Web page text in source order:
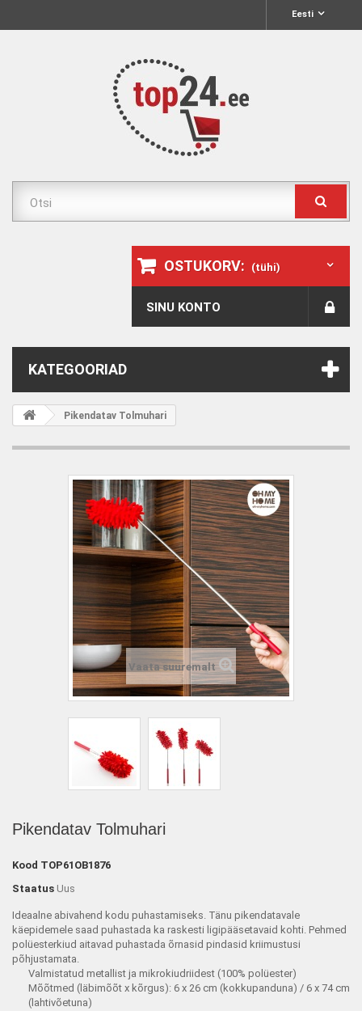
Eesti
OSTUKORV: (tühi)
SINU KONTO
KATEGOORIAD
Pikendatav Tolmuhari
Vaata suuremalt
Pikendatav Tolmuhari
Kood TOP61OB1876
Staatus Uus
Ideaalne abivahend kodu puhastamiseks. Tänu pikendatavale
käepidemele saad puhastada ka raskesti ligipääsetavaid kohti. Pehmed
polüesterkiud aitavad puhastada õrnasid pindasid kriimustusi
põhjustamata.
Valmistatud metallist ja mikrokiudriidest (100% polüester)
Mõõtmed (läbimõõt x kõrgus): 6 x 26 cm (kokkupanduna) / 6 x 74 cm
(lahtivõetuna)